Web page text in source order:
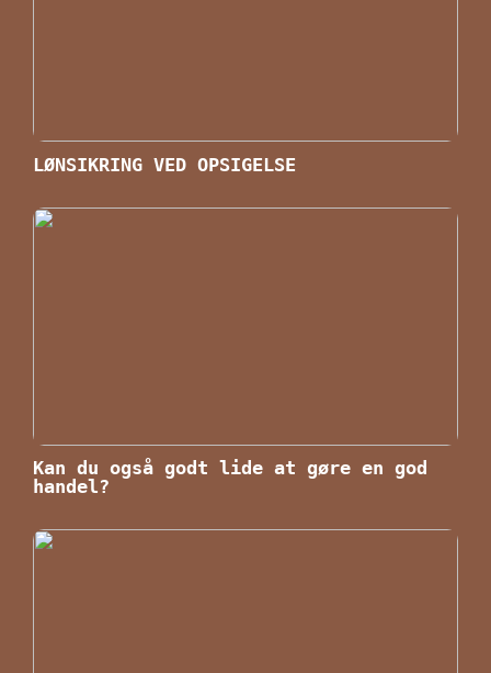
LØNSIKRING VED OPSIGELSE
Kan du også godt lide at gøre en god
handel?